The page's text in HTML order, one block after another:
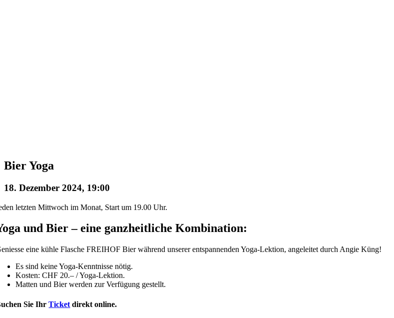
Bier Yoga
18. Dezember 2024, 19:00
letzten Mittwoch im Monat, Start um 19.00 Uhr.
und Bier – eine ganzheitliche Kombination:
eine kühle Flasche FREIHOF Bier während unserer entspannenden Yoga-Lektion, angeleitet durch Angie Küng!
Es sind keine Yoga-Kenntnisse nötig.
Kosten: CHF 20.– / Yoga-Lektion.
Matten und Bier werden zur Verfügung gestellt.
Sie IhrTicket direkt online.